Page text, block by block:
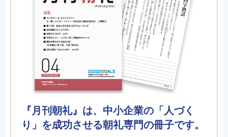
『月刊朝礼』は、中小企業の「人づく
り」を成功させる朝礼専門の冊子です。